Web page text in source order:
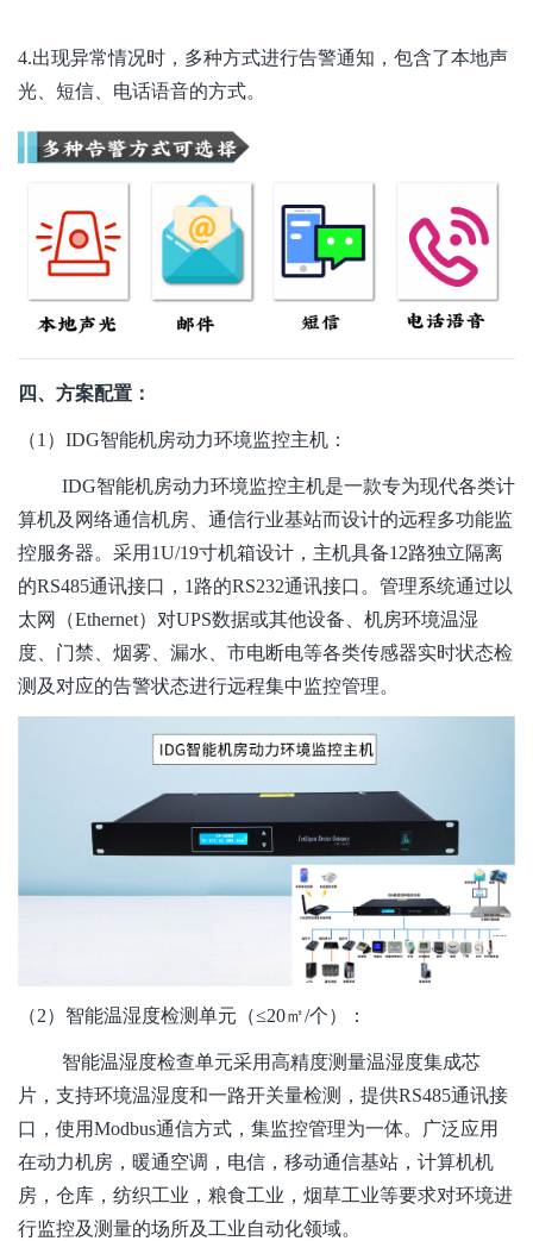
4.出现异常情况时，多种方式进行告警通知，包含了本地声
光、短信、电话语音的方式。
四、方案配置：
（1）IDG智能机房动力环境监控主机：
IDG智能机房动力环境监控主机是一款专为现代各类计
算机及网络通信机房、通信行业基站而设计的远程多功能监
控服务器。采用1U/19寸机箱设计，主机具备12路独立隔离
的RS485通讯接口，1路的RS232通讯接口。管理系统通过以
太网（Ethernet）对UPS数据或其他设备、机房环境温湿
度、门禁、烟雾、漏水、市电断电等各类传感器实时状态检
测及对应的告警状态进行远程集中监控管理。
（2）智能温湿度检测单元（≤20㎡/个）：
智能温湿度检查单元采用高精度测量温湿度集成芯
片，支持环境温湿度和一路开关量检测，提供RS485通讯接
口，使用Modbus通信方式，集监控管理为一体。广泛应用
在动力机房，暖通空调，电信，移动通信基站，计算机机
房，仓库，纺织工业，粮食工业，烟草工业等要求对环境进
行监控及测量的场所及工业自动化领域。